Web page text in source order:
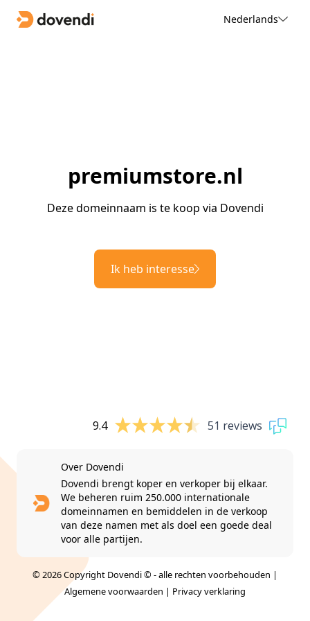
Nederlands
premiumstore.nl
Deze domeinnaam is te koop via Dovendi
Ik heb interesse
9.4 51 reviews
Over Dovendi
Dovendi brengt koper en verkoper bij elkaar.
We beheren ruim 250.000 internationale
domeinnamen en bemiddelen in de verkoop
van deze namen met als doel een goede deal
voor alle partijen.
© 2026 Copyright Dovendi © - alle rechten voorbehouden |
Algemene voorwaarden | Privacy verklaring